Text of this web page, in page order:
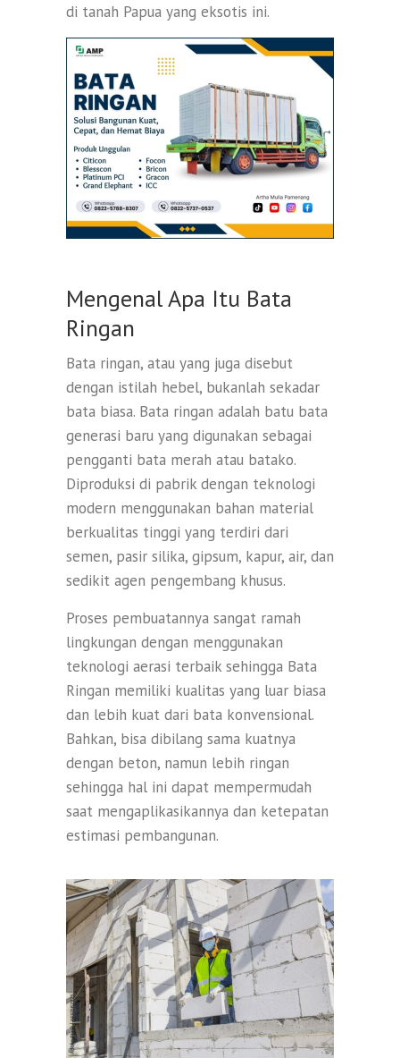
di tanah Papua yang eksotis ini.
Mengenal Apa Itu Bata
Ringan
Bata ringan, atau yang juga disebut
dengan istilah hebel, bukanlah sekadar
bata biasa. Bata ringan adalah batu bata
generasi baru yang digunakan sebagai
pengganti bata merah atau batako.
Diproduksi di pabrik dengan teknologi
modern menggunakan bahan material
berkualitas tinggi yang terdiri dari
semen, pasir silika, gipsum, kapur, air, dan
sedikit agen pengembang khusus.
Proses pembuatannya sangat ramah
lingkungan dengan menggunakan
teknologi aerasi terbaik sehingga Bata
Ringan memiliki kualitas yang luar biasa
dan lebih kuat dari bata konvensional.
Bahkan, bisa dibilang sama kuatnya
dengan beton, namun lebih ringan
sehingga hal ini dapat mempermudah
saat mengaplikasikannya dan ketepatan
estimasi pembangunan.